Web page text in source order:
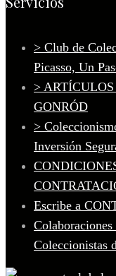
> Club de
Picasso, Un
>
GONRÓD
>
Inversión
Escribe a
Coleccionistas